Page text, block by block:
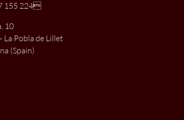
155 224
10
La Pobla de Lillet
(Spain)